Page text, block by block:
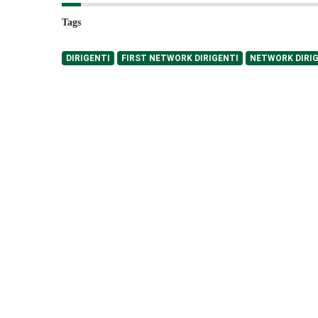
Tags
DIRIGENTI FIRST NETWORK DIRIGENTI NETWORK